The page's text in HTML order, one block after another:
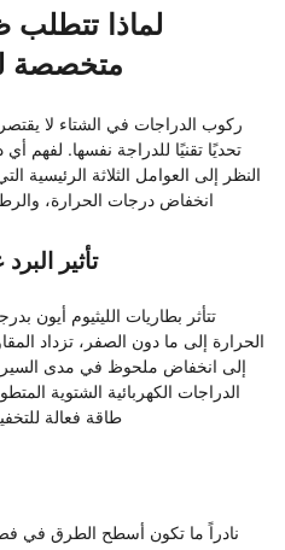
لماذا
متخصصة
ركوب الدراجات في الشتاء لا
تحديًا تقنيًا للدراجة نفسها. لفهم أي
النظر إلى العوامل الثلاثة الرئيسية
انخفاض درجات الحرارة،
تأثير
تتأثر بطاريات الليثيوم أيون
الحرارة إلى ما دون الصفر، تزداد
الدراجات الكهربائية الشتوية
طاقة فعالة
نادراً ما تكون أسطح الطرق في